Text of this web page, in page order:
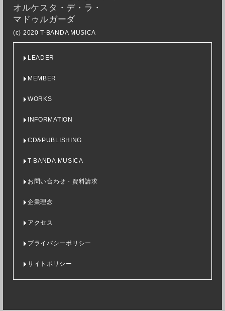
オルケスタ・デ・ラ・
マドゥルガーダ
(c) 2020 T-BANDA MUSICA
LEADER
MEMBER
WORKS
INFORMATION
CD&PUBLISHING
T-BANDA MUSICA
お問い合わせ・資料請求
企業理念
アクセス
プライバシーポリシー
サイトポリシー